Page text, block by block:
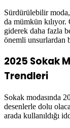
Sürdürülebilir moda,
da mümkün kılıyor.
giderek daha fazla
önemli unsurlardan
2025 Sokak
Trendleri
Sokak modasında
desenlerle dolu
arada kullanıldığı